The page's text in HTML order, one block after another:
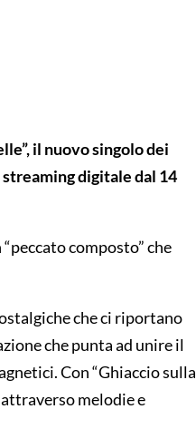
il nuovo singolo dei
digitale dal 14
composto” che
che ci riportano
che punta ad unire il
Con “Ghiaccio sulla
melodie e